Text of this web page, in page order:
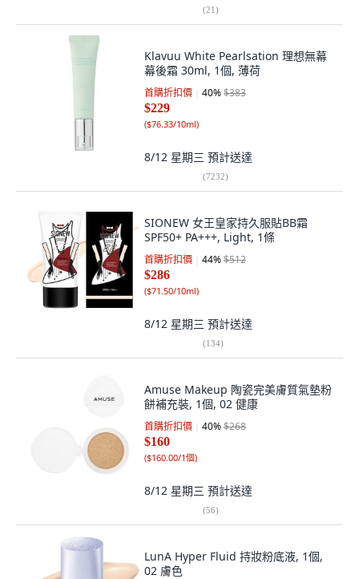
(21)
Klavuu White Pearlsation 理想無幕
幕後霜 30ml, 1個, 薄荷
首購折扣價 40%$383
$229
($76.33/10ml)
8/12 星期三 預計送達
(7232)
SIONEW 女王皇家持久服貼BB霜
SPF50+ PA+++, Light, 1條
首購折扣價 44%$512
$286
($71.50/10ml)
8/12 星期三 預計送達
(134)
Amuse Makeup 陶瓷完美膚質氣墊粉
餅補充裝, 1個, 02 健康
首購折扣價 40%$268
$160
($160.00/1個)
8/12 星期三 預計送達
(56)
LunA Hyper Fluid 持妝粉底液, 1個,
02 膚色